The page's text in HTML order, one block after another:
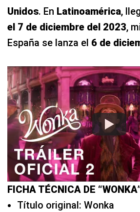
Unidos. En Latinoamérica,
el 7 de diciembre del 2023,
España se lanza el 6 de
FICHA TÉCNICA DE
Título original: Wonka